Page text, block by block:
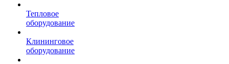
Тепловое
оборудование
Клининговое
оборудование